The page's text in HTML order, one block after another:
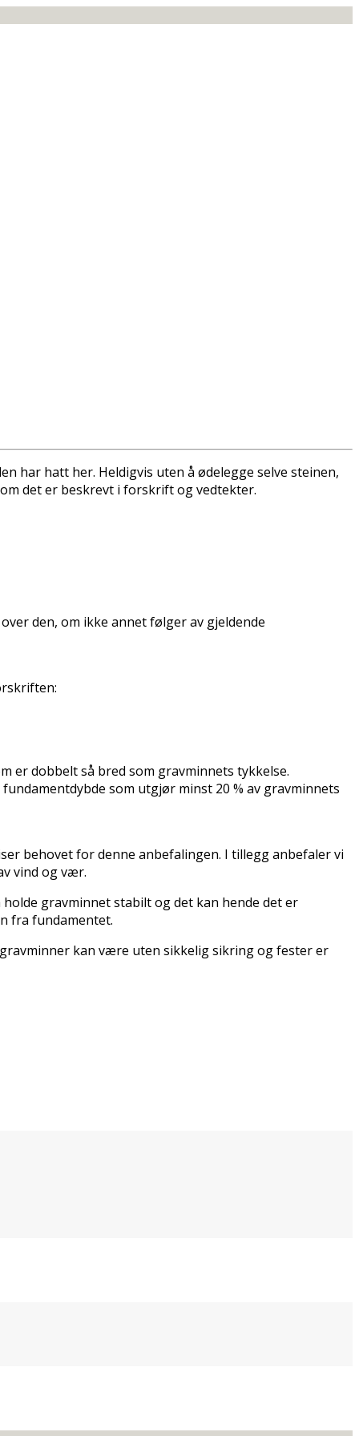
har hatt her. Heldigvis uten å ødelegge selve steinen,
det er beskrevt i forskrift og vedtekter.
den, om ikke annet følger av gjeldende
er dobbelt så bred som gravminnets tykkelse.
som utgjør minst 20 % av gravminnets
behovet for denne anbefalingen. I tillegg anbefaler vi
vind og vær.
gravminnet stabilt og det kan hende det er
fra fundamentet.
kan være uten sikkelig sikring og fester er